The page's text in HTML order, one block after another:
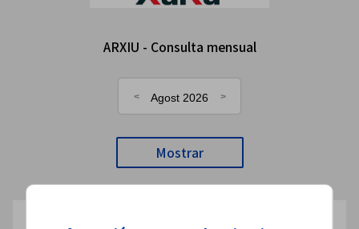
ARXIU - Consulta mensual
Agost 2026
Mostrar